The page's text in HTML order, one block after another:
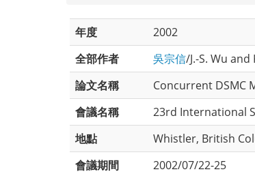
年度
2002
全部作者
吳宗信/J.-S. Wu and
論文名稱
Concurrent DSMC
會議名稱
23rd International
地點
Whistler, British
會議期間
2002/07/22-25